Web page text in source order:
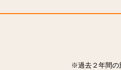
※過去２年間の